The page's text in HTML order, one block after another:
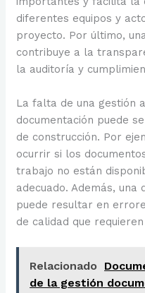
diferentes equipos y
proyecto. Por último,
contribuye a la
la auditoría y
La falta de una gestión
documentación puede
de construcción. Por
ocurrir si los
trabajo no están
adecuado. Además, una
puede resultar en
de calidad que
Relacionado
de la gestión